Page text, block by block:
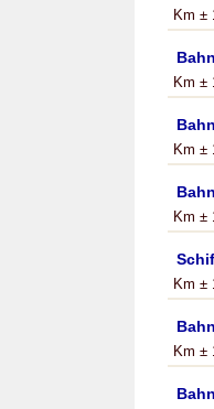
Km ±
Km ±
Km ±
Km ±
Km ±
Km ±